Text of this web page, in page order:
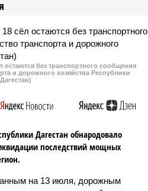
остаются без транспортного сообщения
и дорожного хозяйства Республики
Дагестан)
Дагестан обнародовало
последствий мощных
на 13 июля, дорожным